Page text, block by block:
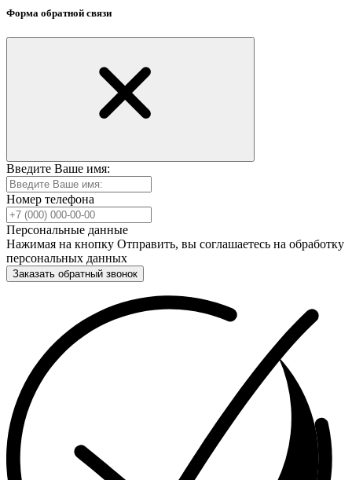
Форма обратной связи
Введите Ваше имя:
Номер телефона
Персональные данные
Нажимая на кнопку Отправить, вы соглашаетесь на обработку
персональных данных
Заказать обратный звонок